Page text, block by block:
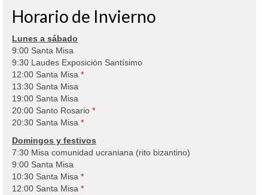
Horario de Invierno
Lunes a sábado
9:00 Santa Misa
9:30 Laudes Exposición Santísimo
12:00 Santa Misa *
13:30 Santa Misa
19:00 Santa Misa
20:00 Santo Rosario *
20:30 Santa Misa *
Domingos y festivos
7:30 Misa comunidad ucraniana (rito bizantino)
9:00 Santa Misa
10:30 Santa Misa *
12:00 Santa Misa *